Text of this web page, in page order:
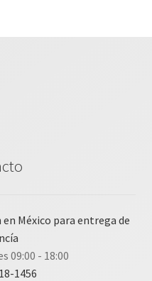
México para entrega de
09:00 - 18:00
1456